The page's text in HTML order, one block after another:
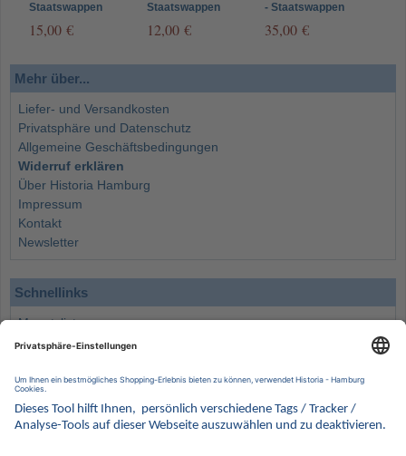
Staatswappen
15,00 €
Staatswappen
12,00 €
- Staatswappen
35,00 €
Mehr über...
Liefer- und Versandkosten
Privatsphäre und Datenschutz
Allgemeine Geschäftsbedingungen
Widerruf erklären
Über Historia Hamburg
Impressum
Kontakt
Newsletter
Schnellinks
Monatsliste
Angebote
Wissenswertes
Kontakt